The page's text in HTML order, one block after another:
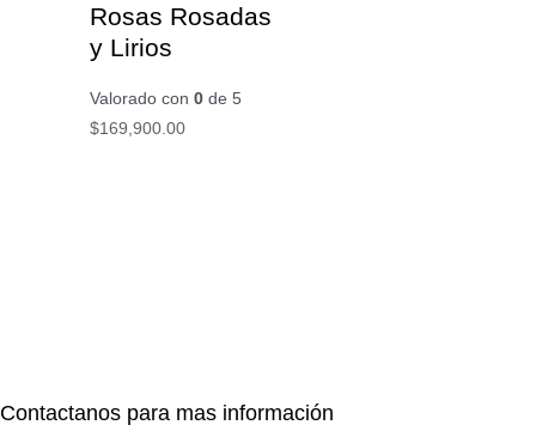
Rosas Rosadas
y Lirios
Valorado con 0de 5
$169,900.00
Contactanos para mas información